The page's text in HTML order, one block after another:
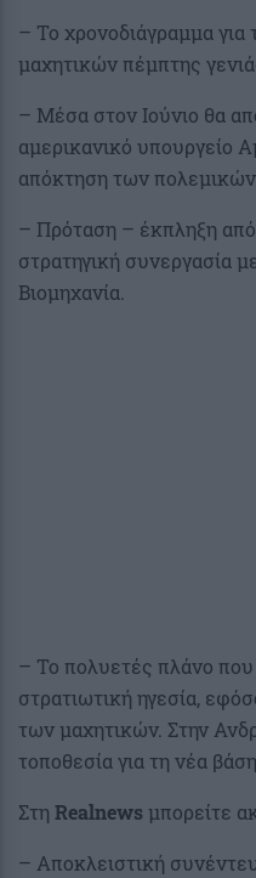
– Το χρονοδιάγραμμα για
μαχητικών πέμπτης
– Μέσα στον Ιούνιο θα
αμερικανικό υπουργείο
απόκτηση των
– Πρόταση – έκπληξη
στρατηγική συνεργασία
Βιομηχανία.
– Το πολυετές πλάνο
στρατιωτική ηγεσία,
των μαχητικών. Στην
τοποθεσία για τη νέα
Στη Realnewsμπορείτε
– Aποκλειστική